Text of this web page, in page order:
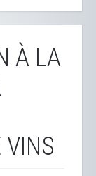
À LA
VINS